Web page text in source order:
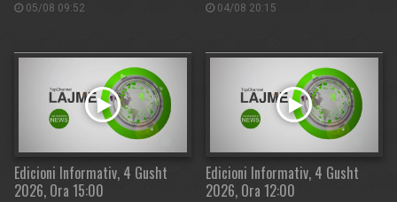
05/08 09:52 04/08 20:15
Edicioni Informativ, 4 Gusht
2026, Ora 15:00
Edicioni Informativ, 4 Gusht
2026, Ora 12:00